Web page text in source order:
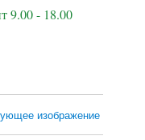
9.00 - 18.00
изображение